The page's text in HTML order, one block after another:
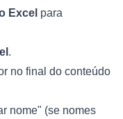
Excel para
.
no final do conteúdo
nome" (se nomes